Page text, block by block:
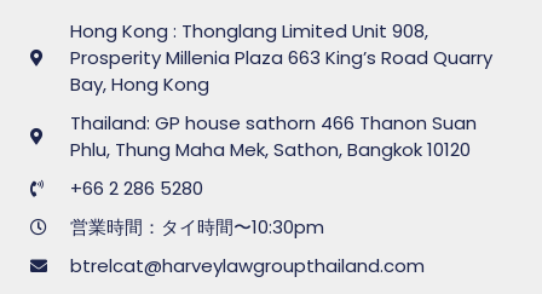
Hong Kong : Thonglang Limited Unit 908,
Prosperity Millenia Plaza 663 King’s Road Quarry
Bay, Hong Kong
Thailand: GP house sathorn 466 Thanon Suan
Phlu, Thung Maha Mek, Sathon, Bangkok 10120
+66 2 286 5280
営業時間：タイ時間〜10:30pm
btrelcat@harveylawgroupthailand.com